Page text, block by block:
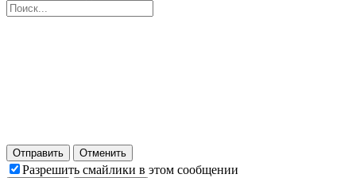
Отправить Отменить
Разрешить смайлики в этом сообщении